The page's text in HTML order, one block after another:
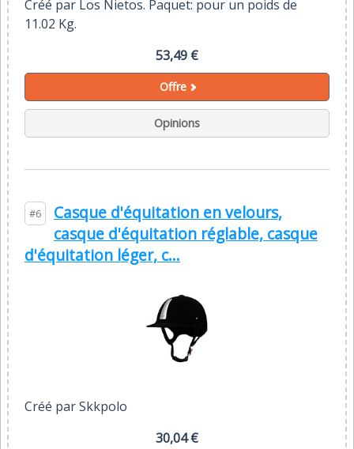
Créé par Los Nietos. Paquet: pour un poids de
11.02 Kg.
53,49 €
Offre
Opinions
#6
Casque d'équitation en velours,
casque d'équitation réglable, casque
d'équitation léger, c...
Créé par Skkpolo
30,04 €